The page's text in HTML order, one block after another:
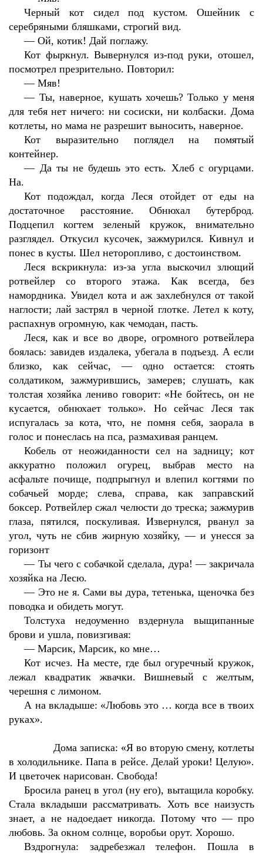
Черный кот сидел под кустом. Ошейник с
серебряными бляшками, строгий вид.
—Ой, котик! Дай поглажу.
Кот фыркнул. Вывернулся из-под руки, отошел,
посмотрел презрительно. Повторил:
—Мяв!
— Ты, наверное, кушать хочешь? Только у меня
для тебя нет ничего: ни сосиски, ни колбаски. Дома
котлеты, но мама не разрешит выносить, наверное.
Кот выразительно поглядел на помятый
контейнер.
— Да ты не будешь это есть. Хлеб с огурцами.
На.
Кот подождал, когда Леся отойдет от еды на
достаточное расстояние. Обнюхал бутерброд.
Подцепил когтем зеленый кружок, внимательно
разглядел. Откусил кусочек, зажмурился. Кивнул и
понес в кусты. Шел неторопливо, с достоинством.
Леся вскрикнула: из-за угла выскочил злющий
ротвейлер со второго этажа. Как всегда, без
намордника. Увидел кота и аж захлебнулся от такой
наглости; лай застрял в черной глотке. Летел к коту,
распахнув огромную, как чемодан, пасть.
Леся, как и все во дворе, огромного ротвейлера
боялась: завидев издалека, убегала в подъезд. А если
близко, как сейчас, — одно остается: стоять
солдатиком, зажмурившись, замерев; слушать, как
толстая хозяйка лениво говорит: «Не бойтесь, он не
кусается, обнюхает только». Но сейчас Леся так
испугалась за кота, что, не помня себя, заорала в
голос и понеслась на пса, размахивая ранцем.
Кобель от неожиданности сел на задницу; кот
аккуратно положил огурец, выбрав место на
асфальте почище, подпрыгнул и влепил когтями по
собачьей морде; слева, справа, как заправский
боксер. Ротвейлер сжал челюсти до треска; зажмурив
глаза, пятился, поскуливая. Извернулся, рванул за
угол, чуть не сбив жирную хозяйку, — и унесся за
горизонт
— Ты чего с собачкой сделала, дура! — закричала
хозяйка на Лесю.
— Это не я. Сами вы дура, тетенька, щеночка без
поводка и обидеть могут.
Толстуха недоуменно вздернула выщипанные
брови и ушла, повизгивая:
—Марсик, Марсик, ко мне…
Кот исчез. На месте, где был огуречный кружок,
лежал квадратик жвачки. Вишневый с желтым,
черешня с лимоном.
А на вкладыше: «Любовь это … когда все в твоих
руках».
Дома записка: «Я во вторую смену, котлеты
в холодильнике. Папа в рейсе. Делай уроки! Целую».
И цветочек нарисован. Свобода!
Бросила ранец в угол (ну его), вытащила коробку.
Стала вкладыши рассматривать. Хоть все наизусть
знает, а не надоедает никогда. Потому что — про
любовь. За окном солнце, воробьи орут. Хорошо.
Вздрогнула: задребезжал телефон. Пошла в